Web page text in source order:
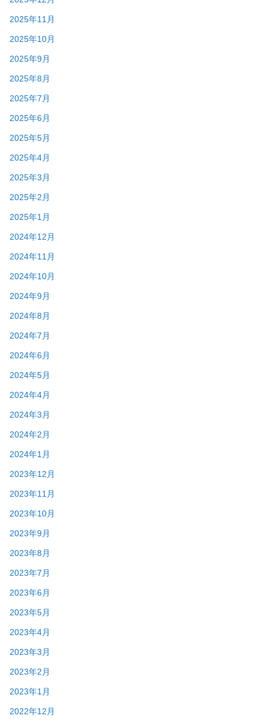
2025年11月
2025年10月
2025年9月
2025年8月
2025年7月
2025年6月
2025年5月
2025年4月
2025年3月
2025年2月
2025年1月
2024年12月
2024年11月
2024年10月
2024年9月
2024年8月
2024年7月
2024年6月
2024年5月
2024年4月
2024年3月
2024年2月
2024年1月
2023年12月
2023年11月
2023年10月
2023年9月
2023年8月
2023年7月
2023年6月
2023年5月
2023年4月
2023年3月
2023年2月
2023年1月
2022年12月